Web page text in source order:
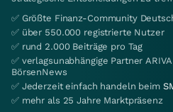
✅ Größte Finanz-Community
✅ über 550.000 registrierte Nutzer
✅ rund 2.000 Beiträge pro Tag
✅ verlagsunabhängige Partner
BörsenNews
✅ Jederzeit einfach handeln beim
✅ mehr als 25 Jahre Marktpräsenz